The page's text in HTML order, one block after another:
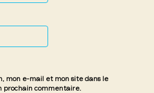
mon e-mail et mon site dans le
prochain commentaire.